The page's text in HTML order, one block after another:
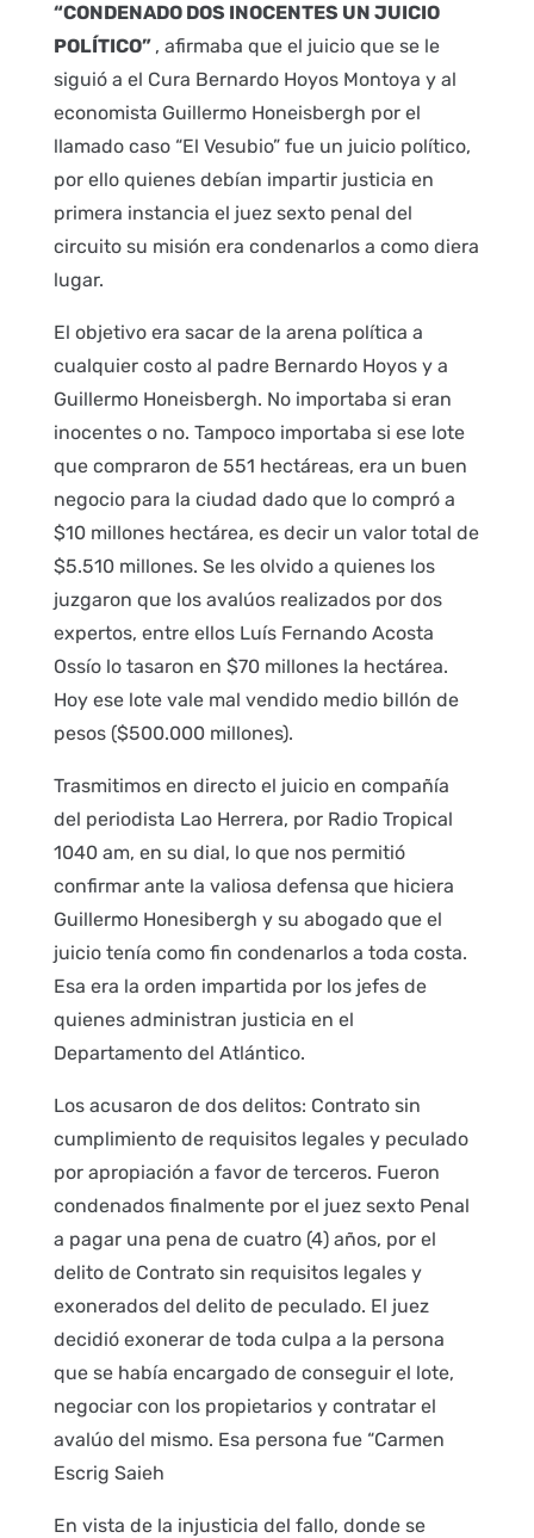
“CONDENADO DOS INOCENTES UN JUICIO
POLÍTICO” , afirmaba que el juicio que se le
siguió a el Cura Bernardo Hoyos Montoya y al
economista Guillermo Honeisbergh por el
llamado caso “El Vesubio” fue un juicio político,
por ello quienes debían impartir justicia en
primera instancia el juez sexto penal del
circuito su misión era condenarlos a como diera
lugar.
El objetivo era sacar de la arena política a
cualquier costo al padre Bernardo Hoyos y a
Guillermo Honeisbergh. No importaba si eran
inocentes o no. Tampoco importaba si ese lote
que compraron de 551 hectáreas, era un buen
negocio para la ciudad dado que lo compró a
$10 millones hectárea, es decir un valor total de
$5.510 millones. Se les olvido a quienes los
juzgaron que los avalúos realizados por dos
expertos, entre ellos Luís Fernando Acosta
Ossío lo tasaron en $70 millones la hectárea.
Hoy ese lote vale mal vendido medio billón de
pesos ($500.000 millones).
Trasmitimos en directo el juicio en compañía
del periodista Lao Herrera, por Radio Tropical
1040 am, en su dial, lo que nos permitió
confirmar ante la valiosa defensa que hiciera
Guillermo Honesibergh y su abogado que el
juicio tenía como fin condenarlos a toda costa.
Esa era la orden impartida por los jefes de
quienes administran justicia en el
Departamento del Atlántico.
Los acusaron de dos delitos: Contrato sin
cumplimiento de requisitos legales y peculado
por apropiación a favor de terceros. Fueron
condenados finalmente por el juez sexto Penal
a pagar una pena de cuatro (4) años, por el
delito de Contrato sin requisitos legales y
exonerados del delito de peculado. El juez
decidió exonerar de toda culpa a la persona
que se había encargado de conseguir el lote,
negociar con los propietarios y contratar el
avalúo del mismo. Esa persona fue “Carmen
Escrig Saieh
En vista de la injusticia del fallo, donde se